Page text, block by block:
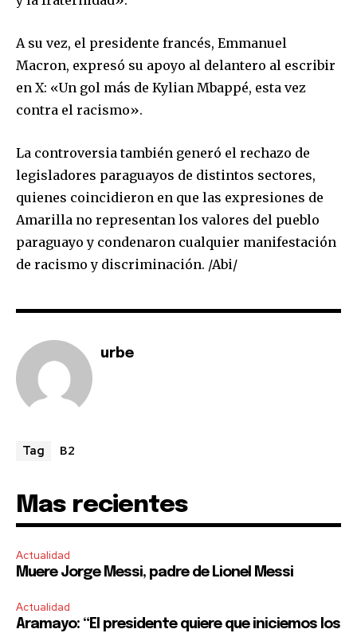
A su vez, el presidente francés, Emmanuel
Macron, expresó su apoyo al delantero al escribir
en X: «Un gol más de Kylian Mbappé, esta vez
contra el racismo».
La controversia también generó el rechazo de
legisladores paraguayos de distintos sectores,
quienes coincidieron en que las expresiones de
Amarilla no representan los valores del pueblo
paraguayo y condenaron cualquier manifestación
de racismo y discriminación. /Abi/
urbe
Tag B2
Mas recientes
Actualidad
Muere Jorge Messi, padre de Lionel Messi
Actualidad
Aramayo: “El presidente quiere que iniciemos los